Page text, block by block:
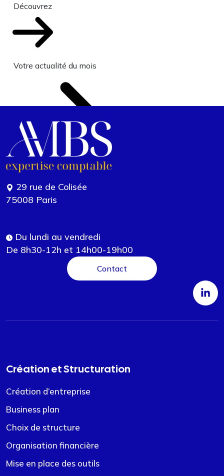
Découvrez
Votre actualité du mois
29 rue de Colisée
75008 Paris
Du lundi au vendredi
De 8h30-12h et 14h00-19h00
Contact
Création et Structuration
Création d’entreprise
Business plan
Choix de structure
Organisation financière
Mise en place des outils